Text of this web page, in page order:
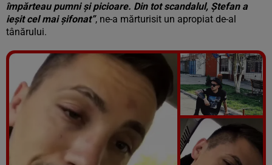
împărteau pumni și picioare. Din tot scandalul, Ștefan a
ieșit cel mai șifonat”, ne-a mărturisit un apropiat de-al
tânărului.